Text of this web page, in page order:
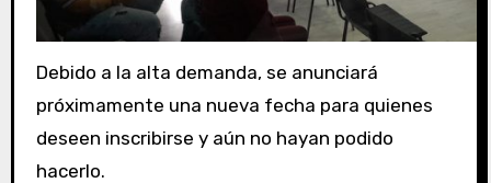
Debido a la alta demanda, se anunciará
próximamente una nueva fecha para quienes
deseen inscribirse y aún no hayan podido
hacerlo.